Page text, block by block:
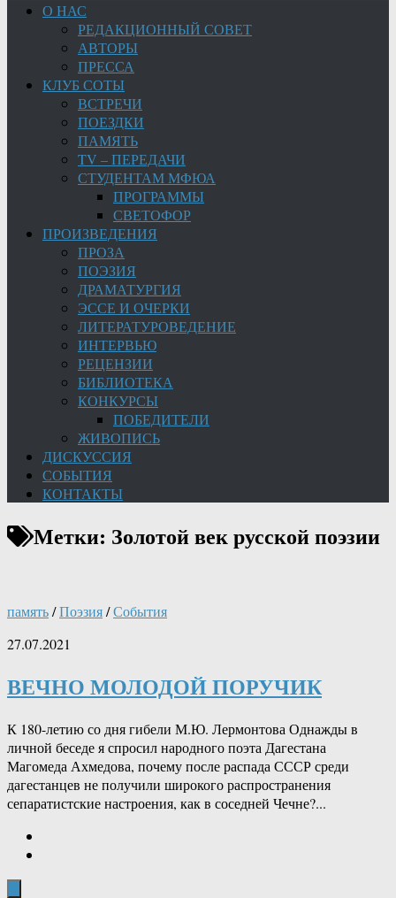
О НАС
РЕДАКЦИОННЫЙ СОВЕТ
АВТОРЫ
ПРЕССА
КЛУБ СОТЫ
ВСТРЕЧИ
ПОЕЗДКИ
ПАМЯТЬ
TV – ПЕРЕДАЧИ
СТУДЕНТАМ МФЮА
ПРОГРАММЫ
СВЕТОФОР
ПРОИЗВЕДЕНИЯ
ПРОЗА
ПОЭЗИЯ
ДРАМАТУРГИЯ
ЭССЕ И ОЧЕРКИ
ЛИТЕРАТУРОВЕДЕНИЕ
ИНТЕРВЬЮ
РЕЦЕНЗИИ
БИБЛИОТЕКА
КОНКУРСЫ
ПОБЕДИТЕЛИ
ЖИВОПИСЬ
ДИСКУССИЯ
СОБЫТИЯ
КОНТАКТЫ
Метки: Золотой век русской поэзии
память/Поэзия/События
27.07.2021
ВЕЧНО МОЛОДОЙ ПОРУЧИК
К 180-летию со дня гибели М.Ю. Лермонтова Однажды в
личной беседе я спросил народного поэта Дагестана
Магомеда Ахмедова, почему после распада СССР среди
дагестанцев не получили широкого распространения
сепаратистские настроения, как в соседней Чечне?...